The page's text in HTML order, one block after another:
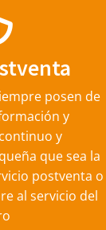
posen de
y
y
que sea la
postventa o
al servicio del